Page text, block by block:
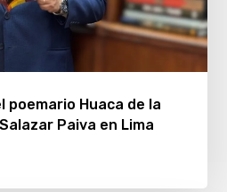
poemario Huaca de la
Paiva en Lima